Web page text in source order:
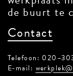
de buurt te
Contact
Telefoon:
E-mail: